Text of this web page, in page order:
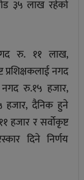
३५ लाख रहेको
रु. ११ लाख,
नगद
रु.१५ हजार,
हजार, दैनिक हुने
र सर्वोकृष्ट
दिने निर्णय